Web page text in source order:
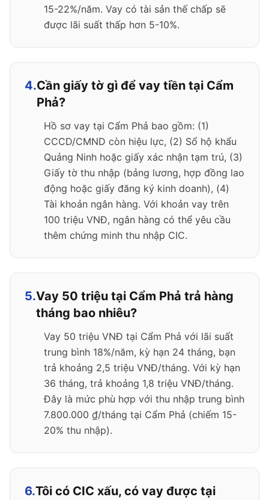
15-22%/năm. Vay có tài sản thế chấp sẽ
được lãi suất thấp hơn 5-10%.
4.Cần giấy tờ gì để vay tiền tại Cẩm
Phả?
Hồ sơ vay tại Cẩm Phả bao gồm: (1)
CCCD/CMND còn hiệu lực, (2) Sổ hộ khẩu
Quảng Ninh hoặc giấy xác nhận tạm trú, (3)
Giấy tờ thu nhập (bảng lương, hợp đồng lao
động hoặc giấy đăng ký kinh doanh), (4)
Tài khoản ngân hàng. Với khoản vay trên
100 triệu VNĐ, ngân hàng có thể yêu cầu
thêm chứng minh thu nhập CIC.
5.Vay 50 triệu tại Cẩm Phả trả hàng
tháng bao nhiêu?
Vay 50 triệu VNĐ tại Cẩm Phả với lãi suất
trung bình 18%/năm, kỳ hạn 24 tháng, bạn
trả khoảng 2,5 triệu VNĐ/tháng. Với kỳ hạn
36 tháng, trả khoảng 1,8 triệu VNĐ/tháng.
Đây là mức phù hợp với thu nhập trung bình
7.800.000 ₫/tháng tại Cẩm Phả (chiếm 15-
20% thu nhập).
6.Tôi có CIC xấu, có vay được tại